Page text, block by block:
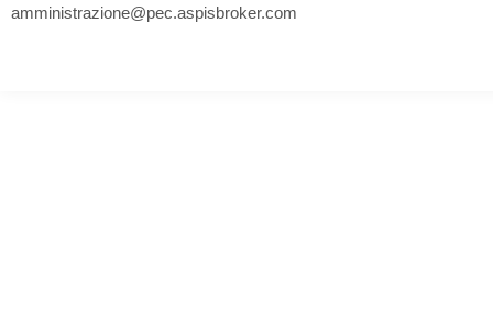
amministrazione@pec.aspisbroker.com